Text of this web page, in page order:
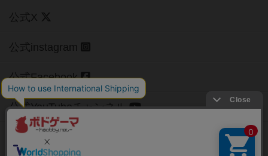
公式X
公式instagram
公式Facebook
公式YouTubeチャンネル